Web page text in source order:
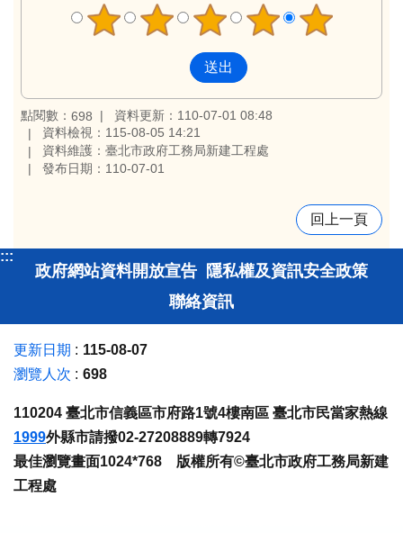
點閱數： 698
資料更新：110-07-01 08:48
資料檢視：115-08-05 14:21
資料維護：臺北市政府工務局新建工程處
發布日期：110-07-01
回上一頁
:::
政府網站資料開放宣告 隱私權及資訊安全政策
聯絡資訊
更新日期
115-08-07
瀏覽人次
698
110204 臺北市信義區市府路1號4樓南區 臺北市民當家熱線
1999外縣市請撥02-27208889轉7924
最佳瀏覽畫面1024*768 版權所有©臺北市政府工務局新建
工程處